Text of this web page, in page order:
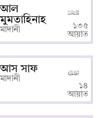
আল
মুমতাহিনাহ
মাদানী
১৩৫
আয়াত
আস সাফ
মাদানী
১৪
আয়াত